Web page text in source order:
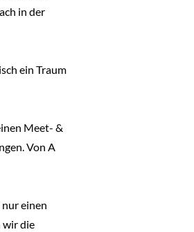
in der
ein Traum
Meet- &
Von A
einen
wir die